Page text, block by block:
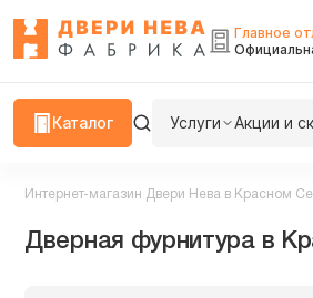
Главное
Каталог Услуги Акции и
Интернет-магазин Двери Нева в Красном
Дверная фурнитура в